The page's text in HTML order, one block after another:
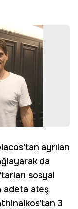
ayrılan
da
sosyal
adeta ateş
3